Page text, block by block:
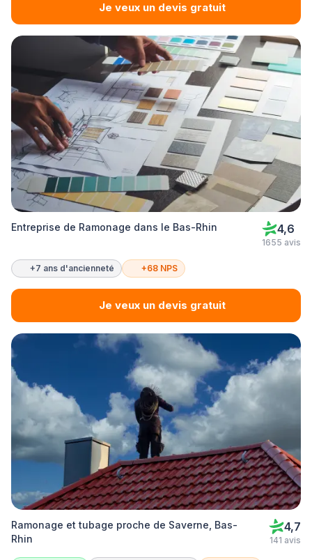
Je veux un devis gratuit
Entreprise de Ramonage dans le Bas-Rhin 4,6
1655 avis
+7 ans d'ancienneté +68 NPS
Je veux un devis gratuit
Ramonage et tubage proche de Saverne, Bas-
Rhin
4,7
141 avis